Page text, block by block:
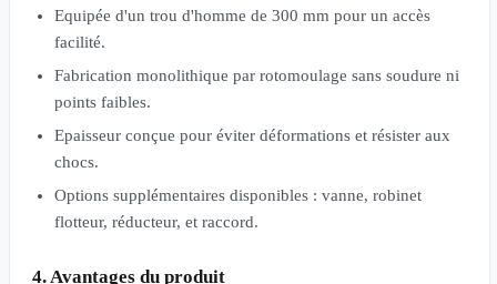
Equipée d'un trou d'homme de 300 mm pour un accès
facilité.
Fabrication monolithique par rotomoulage sans soudure ni
points faibles.
Epaisseur conçue pour éviter déformations et résister aux
chocs.
Options supplémentaires disponibles : vanne, robinet
flotteur, réducteur, et raccord.
4. Avantages du produit